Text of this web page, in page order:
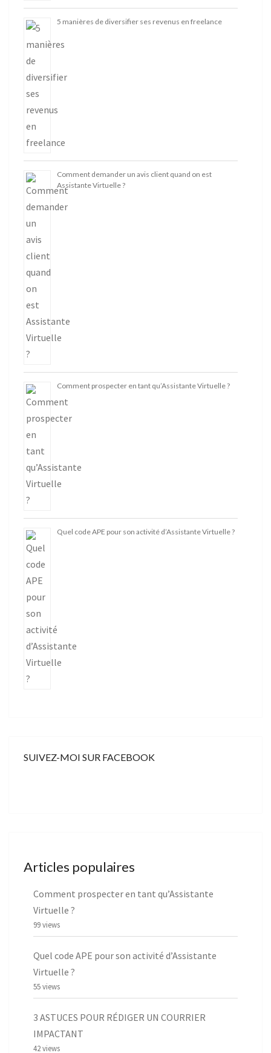
5 manières de diversifier ses revenus en freelance
Comment demander un avis client quand on est
Assistante Virtuelle ?
Comment prospecter en tant qu’Assistante Virtuelle ?
Quel code APE pour son activité d’Assistante Virtuelle ?
SUIVEZ-MOI SUR FACEBOOK
Articles populaires
Comment prospecter en tant qu’Assistante
Virtuelle ?
99 views
Quel code APE pour son activité d’Assistante
Virtuelle ?
55 views
3 ASTUCES POUR RÉDIGER UN COURRIER
IMPACTANT
42 views